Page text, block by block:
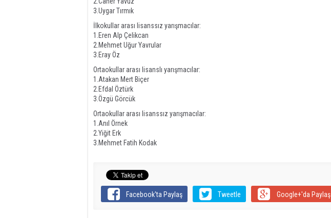
3.Uygar Tırmık
İlkokullar arası lisanssız yarışmacılar:
1.Eren Alp Çelikcan
2.Mehmet Uğur Yavrular
3.Eray Öz
Ortaokullar arası lisanslı yarışmacılar:
1.Atakan Mert Biçer
2.Efdal Öztürk
3.Özgü Görcük
Ortaokullar arası lisanssız yarışmacılar:
1.Anıl Örnek
2.Yiğit Erk
3.Mehmet Fatih Kodak
Facebook'ta Paylaş Tweetle Google+'da Paylaş